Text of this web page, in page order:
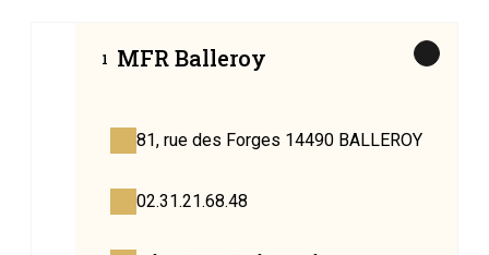
1 MFR Balleroy
81, rue des Forges 14490 BALLEROY
02.31.21.68.48